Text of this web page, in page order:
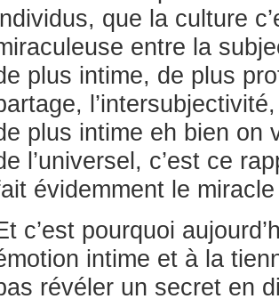
que la culture
entre la
plus intime, de plus
plus intime eh bien on
l’universel, c’est ce
évidemment le miracle
c’est pourquoi
intime et à la
révéler un secret en